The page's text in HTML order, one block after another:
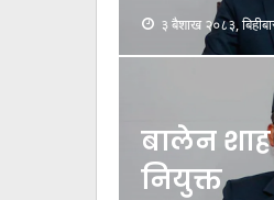
३ बैशाख २०८३,
बालेन शाह
नियुक्त